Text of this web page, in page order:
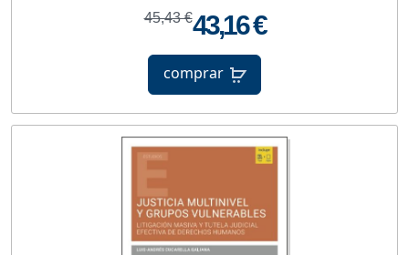
45,43 €43,16 €
comprar